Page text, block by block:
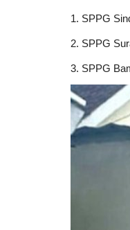
1. SPPG
2. SPPG
3. SPPG